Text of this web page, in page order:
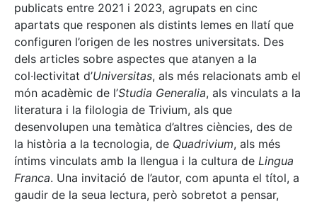
publicats entre 2021 i 2023, agrupats en cinc
apartats que responen als distints lemes en llatí que
configuren l’origen de les nostres universitats. Des
dels articles sobre aspectes que atanyen a la
col·lectivitat d’Universitas, als més relacionats amb el
món acadèmic de l’Studia Generalia, als vinculats a la
literatura i la filologia de Trivium, als que
desenvolupen una temàtica d’altres ciències, des de
la història a la tecnologia, de Quadrivium, als més
íntims vinculats amb la llengua i la cultura de Lingua
Franca. Una invitació de l’autor, com apunta el títol, a
gaudir de la seua lectura, però sobretot a pensar,